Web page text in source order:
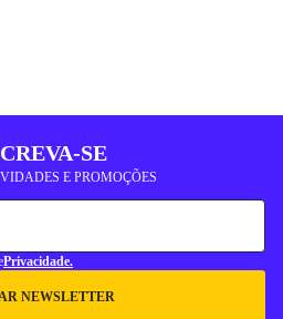
SE
E PROMOÇÕES
Privacidade.
NEWSLETTER